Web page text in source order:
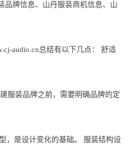
品牌信息、山丹服装商机信息、山
audio.cn总结有以下几点： 舒适
服装品牌之前，需要明确品牌的定
，是设计变化的基础。 服装结构设